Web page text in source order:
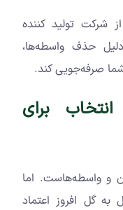
شرکت تولید کننده
حذف واسطه‌ها،
برای
و واسطه‌هاست. اما
در سال به گل افروز اعتماد